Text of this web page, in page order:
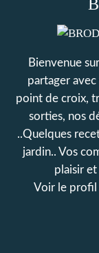
Bienvenue
partager
point de croix,
sorties, nos
..Quelques
jardin.. Vos
plaisir
Voir le profil